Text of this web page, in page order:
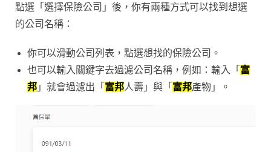
點選「選擇保險公司」後，你有兩種方式可以找到想選
的公司名稱：
你可以滑動公司列表，點選想找的保險公司。
也可以輸入關鍵字去過濾公司名稱，例如：輸入「 富
邦 」就會過濾出「 富邦人壽」與「 富邦產物」。